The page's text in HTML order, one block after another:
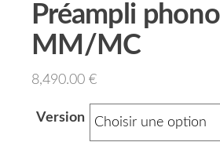
Préampli phono
MM/MC
8,490.00 €
Version